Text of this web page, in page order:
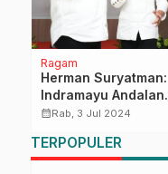
Ragam
Herman Suryatman:
Indramayu Andalan
Jabar dalam
calendar_monthRab, 3 Jul 2024
TERPOPULER